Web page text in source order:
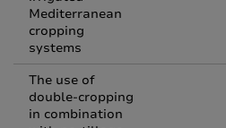
Mediterranean
cropping
systems
The use of
double-cropping
in combination